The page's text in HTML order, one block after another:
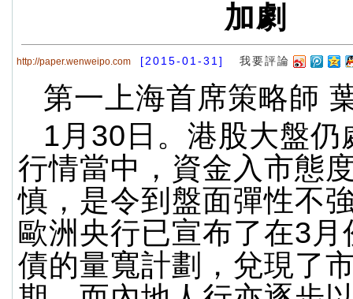
加劇
http://paper.wenweipo.com [2015-01-31] 我要評論
第一上海首席策略師
1月30日。港股大盤仍
行情當中，資金入市態
慎，是令到盤面彈性不
歐洲央行已宣布了在3月
債的量寬計劃，兌現了